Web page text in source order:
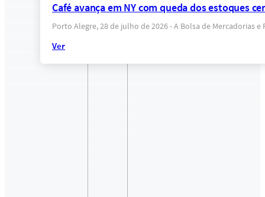
Café avança em NY com queda dos estoques
Porto Alegre, 28 de julho de 2026 - A Bolsa de Mercadorias
Ver